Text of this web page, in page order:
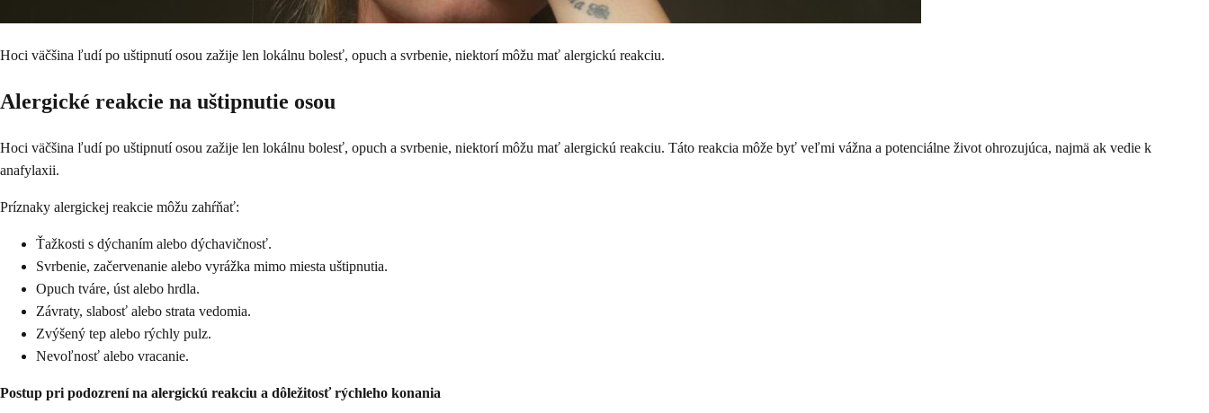
Hoci väčšina ľudí po uštipnutí osou zažije len lokálnu bolesť, opuch a svrbenie, niektorí môžu mať alergickú reakciu.
Alergické reakcie na uštipnutie osou
Hoci väčšina ľudí po uštipnutí osou zažije len lokálnu bolesť, opuch a svrbenie, niektorí môžu mať alergickú reakciu. Táto reakcia môže byť veľmi vážna a potenciálne život ohrozujúca, najmä ak vedie k
anafylaxii.
Príznaky alergickej reakcie môžu zahŕňať:
Ťažkosti s dýchaním alebo dýchavičnosť.
Svrbenie, začervenanie alebo vyrážka mimo miesta uštipnutia.
Opuch tváre, úst alebo hrdla.
Závraty, slabosť alebo strata vedomia.
Zvýšený tep alebo rýchly pulz.
Nevoľnosť alebo vracanie.
Postup pri podozrení na alergickú reakciu a dôležitosť rýchleho konania